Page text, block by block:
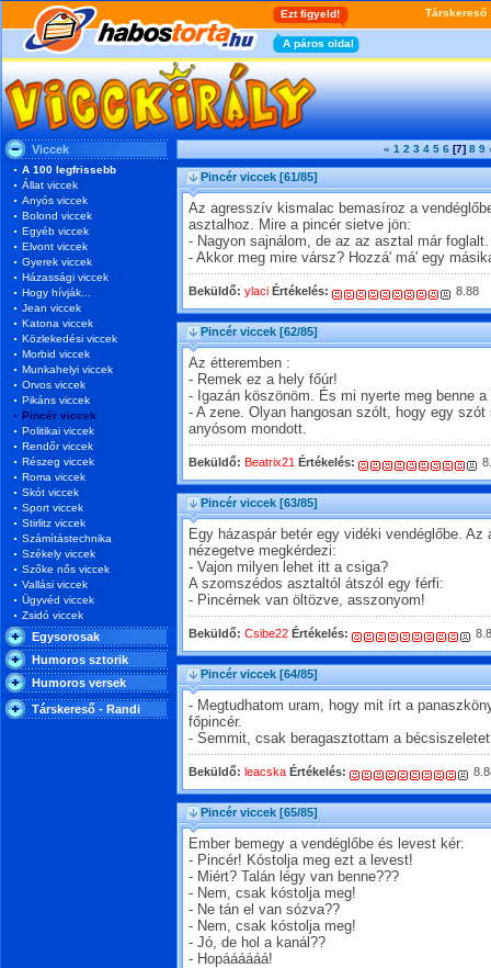
Viccek
A 100 legfrissebb
Állat viccek
Anyós viccek
Bolond viccek
Egyéb viccek
Elvont viccek
Gyerek viccek
Házassági viccek
Hogy hívják...
Jean viccek
Katona viccek
Közlekedési viccek
Morbid viccek
Munkahelyi viccek
Orvos viccek
Pikáns viccek
Pincér viccek
Politikai viccek
Rendőr viccek
Részeg viccek
Roma viccek
Skót viccek
Sport viccek
Stirlitz viccek
Számítástechnika
Székely viccek
Szőke nős viccek
Vallási viccek
Ügyvéd viccek
Zsidó viccek
Egysorosak
Humoros sztorik
Humoros versek
Társkereső - Randi
« 1 2 3 4 5 6 [7] 8 9
Pincér viccek [61/85]
Az agresszív kismalac bemasíroz a
asztalhoz. Mire a pincér sietve jön:
- Nagyon sajnálom, de az az asztal már foglalt.
- Akkor meg mire vársz? Hozzá' má' egy
Beküldő: ylaci Értékelés: 8.88
Pincér viccek [62/85]
Az étteremben :
- Remek ez a hely főúr!
- Igazán köszönöm. És mi nyerte meg benne
- A zene. Olyan hangosan szólt, hogy egy
anyósom mondott.
Beküldő: Beatrix21 Értékelés:
Pincér viccek [63/85]
Egy házaspár betér egy vidéki vendéglőbe.
nézegetve megkérdezi:
- Vajon milyen lehet itt a csiga?
A szomszédos asztaltól átszól egy férfi:
- Pincérnek van öltözve, asszonyom!
Beküldő: Csibe22 Értékelés:
Pincér viccek [64/85]
- Megtudhatom uram, hogy mit írt a
főpincér.
- Semmit, csak beragasztottam a
Beküldő: leacska Értékelés:
Pincér viccek [65/85]
Ember bemegy a vendéglőbe és levest kér:
- Pincér! Kóstolja meg ezt a levest!
- Miért? Talán légy van benne???
- Nem, csak kóstolja meg!
- Ne tán el van sózva??
- Nem, csak kóstolja meg!
- Jó, de hol a kanál??
- Hopáááááá!